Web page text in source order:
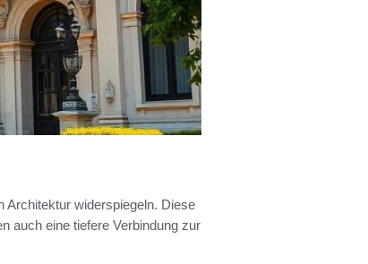
Architektur widerspiegeln. Diese
auch eine tiefere Verbindung zur